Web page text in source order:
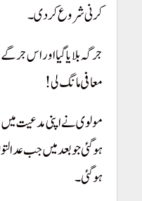
کرنی شروع کر دی۔
جرگہ بلایا گیا اور اس
معافی مانگ لی!
مولوی نے اپنی مدعیت
ہو گئی جو بعد میں جب
ہو گئی۔